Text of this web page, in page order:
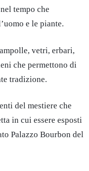
tempo che
e le piante.
vetri, erbari,
che permettono di
tradizione.
del mestiere che
in cui essere esposti
Palazzo Bourbon del